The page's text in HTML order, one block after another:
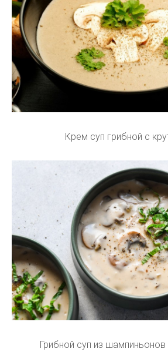
Крем суп грибной с
Грибной суп из